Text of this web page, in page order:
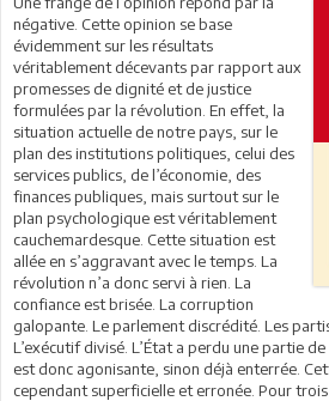
négative. Cette opinion se base
évidemment sur les résultats
véritablement décevants par rapport aux
promesses de dignité et de justice
formulées par la révolution. En effet, la
situation actuelle de notre pays, sur le
plan des institutions politiques, celui des
services publics, de l’économie, des
finances publiques, mais surtout sur le
plan psychologique est véritablement
cauchemardesque. Cette situation est
allée en s’aggravant avec le temps. La
révolution n’a donc servi à rien. La
confiance est brisée. La corruption
galopante. Le parlement discrédité. Les
L’exécutif divisé. L’État a perdu une partie
est donc agonisante, sinon déjà enterrée.
cependant superficielle et erronée. Pour trois